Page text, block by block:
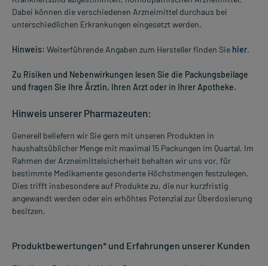
Dabei können die verschiedenen Arzneimittel durchaus bei
unterschiedlichen Erkrankungen eingesetzt werden.
Hinweis: Weiterführende Angaben zum Hersteller finden Sie hier.
Zu Risiken und Nebenwirkungen lesen Sie die Packungsbeilage
und fragen Sie Ihre Ärztin, Ihren Arzt oder in Ihrer Apotheke.
Hinweis unserer Pharmazeuten:
Generell beliefern wir Sie gern mit unseren Produkten in
haushaltsüblicher Menge mit maximal 15 Packungen im Quartal. Im
Rahmen der Arzneimittelsicherheit behalten wir uns vor, für
bestimmte Medikamente gesonderte Höchstmengen festzulegen.
Dies trifft insbesondere auf Produkte zu, die nur kurzfristig
angewandt werden oder ein erhöhtes Potenzial zur Überdosierung
besitzen.
Produktbewertungen* und Erfahrungen unserer Kunden